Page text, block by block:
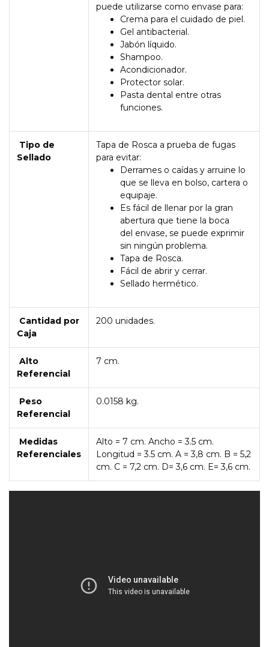
puede utilizarse como envase para:
Crema para el cuidado de piel.
Gel antibacterial.
Jabón líquido.
Shampoo.
Acondicionador.
Protector solar.
Pasta dental entre otras
funciones.
Tipo de
Sellado
Tapa de Rosca a prueba de fugas
para evitar:
Derrames o caídas y arruine lo
que se lleva en bolso, cartera o
equipaje.
Es fácil de llenar por la gran
abertura que tiene la boca
del envase, se puede exprimir
sin ningún problema.
Tapa de Rosca.
Fácil de abrir y cerrar.
Sellado hermético.
Cantidad por
Caja
200 unidades.
Alto
Referencial
7 cm.
Peso
Referencial
0.0158 kg.
Medidas
Referenciales
Alto = 7 cm. Ancho = 3.5 cm.
Longitud = 3.5 cm. A = 3,8 cm. B = 5,2
cm. C = 7,2 cm. D= 3,6 cm. E= 3,6 cm.